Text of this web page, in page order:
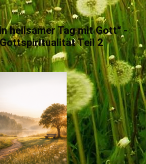
heilsamer Tag mit Gott“ -
Teil 2